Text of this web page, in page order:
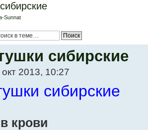
Sunnat
сибирские
2013, 10:27
сибирские
крови